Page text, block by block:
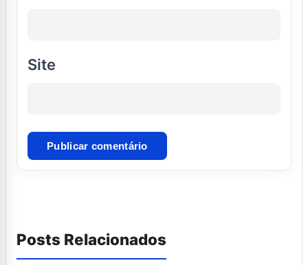
Site
Posts Relacionados